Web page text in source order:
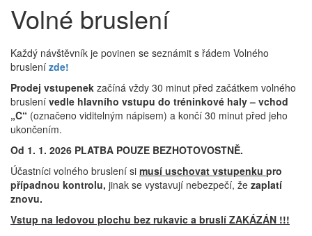
Volné bruslení
Každý návštěvník je povinen se seznámit s řádem Volného
bruslení zde!
Prodej vstupenek začíná vždy 30 minut před začátkem volného
bruslení vedle hlavního vstupu do tréninkové haly – vchod
„C“ (označeno viditelným nápisem) a končí 30 minut před jeho
ukončením.
Od 1. 1. 2026 PLATBA POUZE BEZHOTOVOSTNĚ.
Účastníci volného bruslení si musí uschovat vstupenku pro
případnou kontrolu, jinak se vystavují nebezpečí, že zaplatí
znovu.
Vstup na ledovou plochu bez rukavic a bruslí ZAKÁZÁN !!!